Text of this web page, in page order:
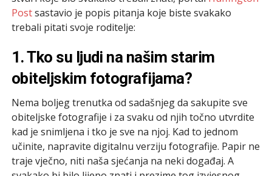
Postsastavio je popis pitanja koje biste svakako
trebali pitati svoje roditelje:
1. Tko su ljudi na našim starim
obiteljskim fotografijama?
Nema boljeg trenutka od sadašnjeg da sakupite sve
obiteljske fotografije i za svaku od njih točno utvrdite
kad je snimljena i tko je sve na njoj. Kad to jednom
učinite, napravite digitalnu verziju fotografije. Papir ne
traje vječno, niti naša sjećanja na neki događaj. A